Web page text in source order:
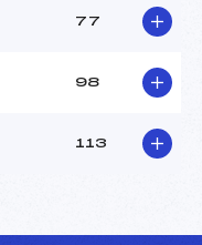
77
98
113